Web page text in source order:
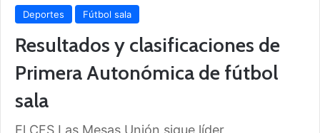
Deportes Fútbol sala
Resultados y clasificaciones de
Primera Autonómica de fútbol
sala
El CFS Las Mesas Unión sigue líder